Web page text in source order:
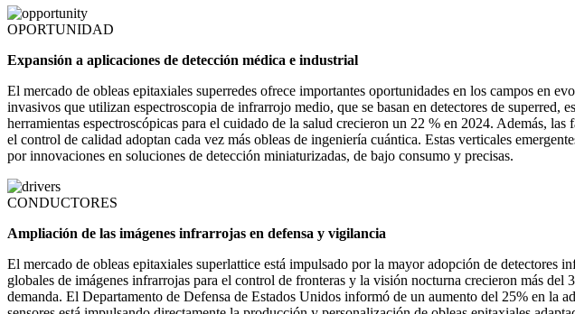
OPORTUNIDAD
Expansión a aplicaciones de detección médica e industrial
El mercado de obleas epitaxiales superredes ofrece importantes oportunidades en los campos en
invasivos que utilizan espectroscopia de infrarrojo medio, que se basan en detectores de superred,
herramientas espectroscópicas para el cuidado de la salud crecieron un 22 % en 2024. Además,
el control de calidad adoptan cada vez más obleas de ingeniería cuántica. Estas verticales
por innovaciones en soluciones de detección miniaturizadas, de bajo consumo y precisas.
CONDUCTORES
Ampliación de las imágenes infrarrojas en defensa y vigilancia
El mercado de obleas epitaxiales superlattice está impulsado por la mayor adopción de
globales de imágenes infrarrojas para el control de fronteras y la visión nocturna crecieron más
demanda. El Departamento de Defensa de Estados Unidos informó de un aumento del 25% en la